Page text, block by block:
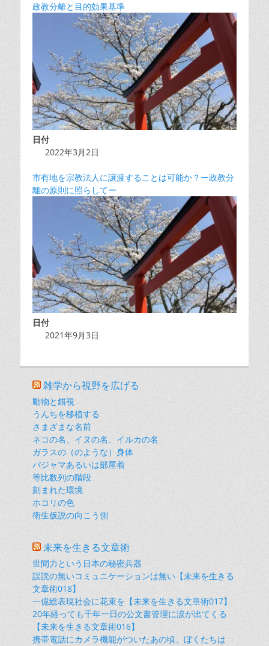
政教分離と目的効果基準
日付
2022年3月2日
市有地を宗教法人に譲渡することは可能か？ー政教分
離の原則に照らしてー
日付
2021年9月3日
雑学から視野を広げる
動物と錯視
うんちを移植する
さまざまな名前
ネコの名、イヌの名、イルカの名
ガラスの（のような）身体
パジャマあるいは部屋着
等比数列の階段
刻まれた環境
ホコリの色
衛生仮説の向こう側
未来を生きる文章術
世間力という日本の秘密兵器
誤読の無いコミュニケーションは無い【未来を生きる
文章術018】
一億総表現社会に花束を【未来を生きる文章術017】
20年経っても千年一日の公文書管理に涙が出てくる
【未来を生きる文章術016】
携帯電話にカメラ機能がついたあの頃、ぼくたちは